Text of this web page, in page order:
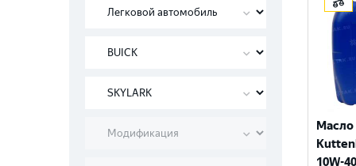
10W-